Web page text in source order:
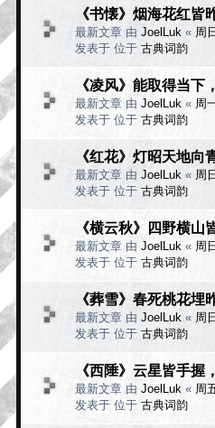
《书懐》烟海花红
最新文章 由 JoelLuk « 周
发表于 位于 古典词韵
《凌风》能取得当下
最新文章 由 JoelLuk « 周
发表于 位于 古典词韵
《红花》灯昭天地
最新文章 由 JoelLuk « 周
发表于 位于 古典词韵
《横云秋》四野横山
最新文章 由 JoelLuk « 周
发表于 位于 古典词韵
《葬雪》春死桃花埋
最新文章 由 JoelLuk « 周
发表于 位于 古典词韵
《西陲》云星皆手握
最新文章 由 JoelLuk « 周
发表于 位于 古典词韵